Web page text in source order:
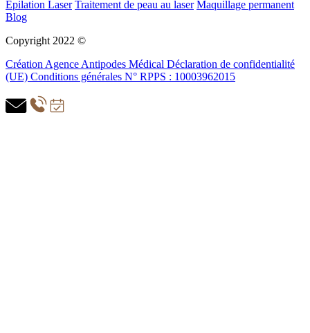
Epilation Laser Traitement de peau au laser Maquillage permanent
Blog
Copyright 2022 ©
Création Agence Antipodes Médical Déclaration de confidentialité
(UE) Conditions générales N° RPPS : 10003962015